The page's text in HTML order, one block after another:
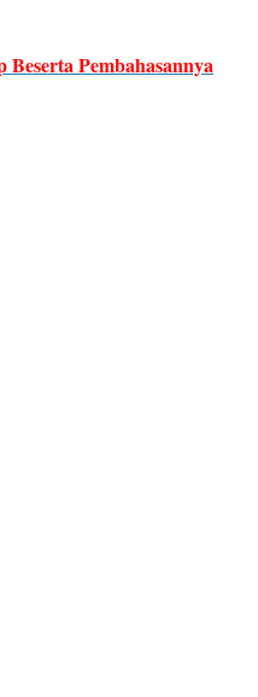
Pembahasannya